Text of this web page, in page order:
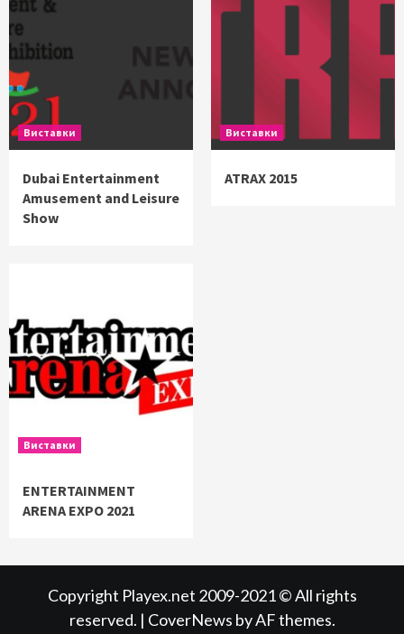
Виставки
Dubai Entertainment
Amusement and Leisure
Show
Виставки
ATRAX 2015
Виставки
ENTERTAINMENT
ARENA EXPO 2021
Copyright Playex.net 2009-2021 © All rights
reserved. | CoverNews by AF themes.